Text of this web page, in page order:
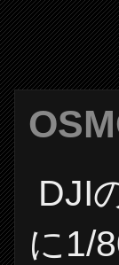
DJI
に1/